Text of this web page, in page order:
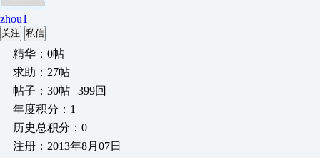
zhou1
关注 私信
精华：0帖
求助：27帖
帖子：30帖 | 399回
年度积分：1
历史总积分：0
注册：2013年8月07日